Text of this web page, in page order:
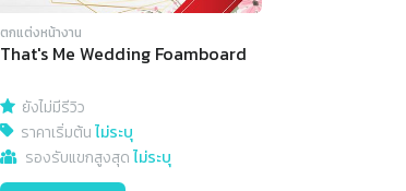
ตกแต่งหน้างาน
That's Me Wedding Foamboard
ยังไม่มีรีวิว
ราคาเริ่มต้นไม่ระบุ
รองรับแขกสูงสุดไม่ระบุ